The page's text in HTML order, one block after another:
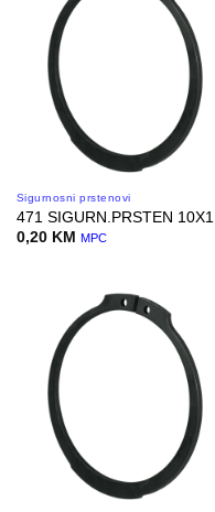
Sigurnosni prstenovi
471 SIGURN.PRSTEN 10X1
0,20 KM MPC